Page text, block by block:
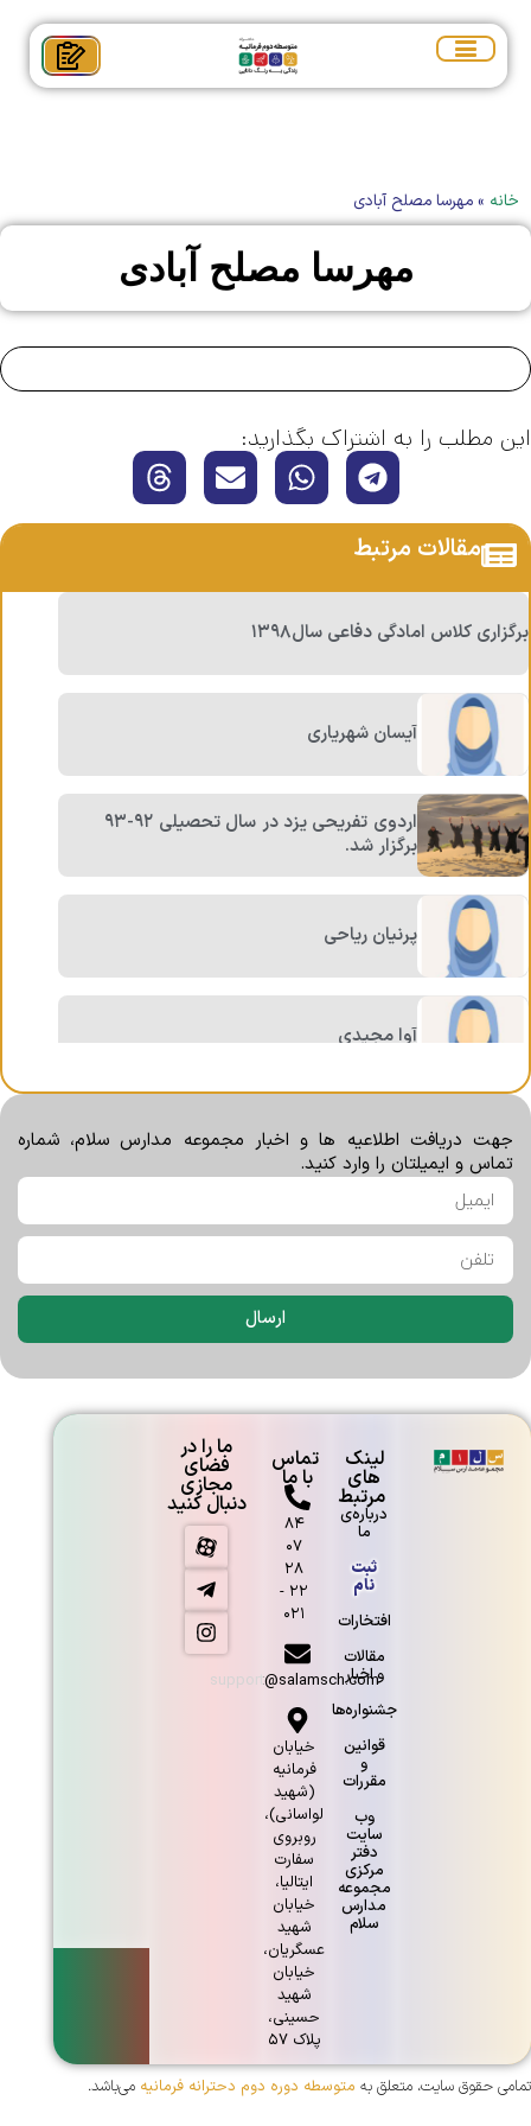
خانه »مهرسا مصلح آبادی
مهرسا مصلح آبادی
این مطلب را به اشتراک بگذارید:
مقالات مرتبط
برگزاری کلاس امادگی دفاعی سال۱۳۹۸
آیسان شهریاری
اردوی تفریحی یزد در سال تحصیلی ۹۲-۹۳
برگزار شد.
پرنیان ریاحی
آوا مجیدی
￼برنامه آغاز سال تحصیلی ۱۳۹۹-۱۴۰۰
گروه سرود سلام فرمانیه
کسب مدال طلای المپیاد ریاضی برای بار
دوم
جهت دریافت اطلاعیه ها و اخبار مجموعه مدارس سلام، شماره
تماس و ایمیلتان را وارد کنید.
ارسال
لینک
های
مرتبط
درباره‌ی
ما
ثبت
نام
افتخارات
مقالات
و اخبار
جشنواره‌ها
قوانین
و
مقررات
وب
سایت
دفتر
مرکزی
مجموعه
مدارس
سلام
تماس
با ما
۸۴
۰۷
۲۸
۲۲ -
۰۲۱
support@salamsch.com
خيابان
فرمانيه
(شهيد
لواسانی)،
روبروی
سفارت
ايتاليا،
خيابان
شهيد
عسگريان،
خيابان
شهيد
حسينی،
پلاک ۵۷
ما را در
فضای
مجازی
دنبال کنید
تمامی حقوق سایت، متعلق به متوسطه دوره دوم دحترانه فرمانیه می‌باشد.